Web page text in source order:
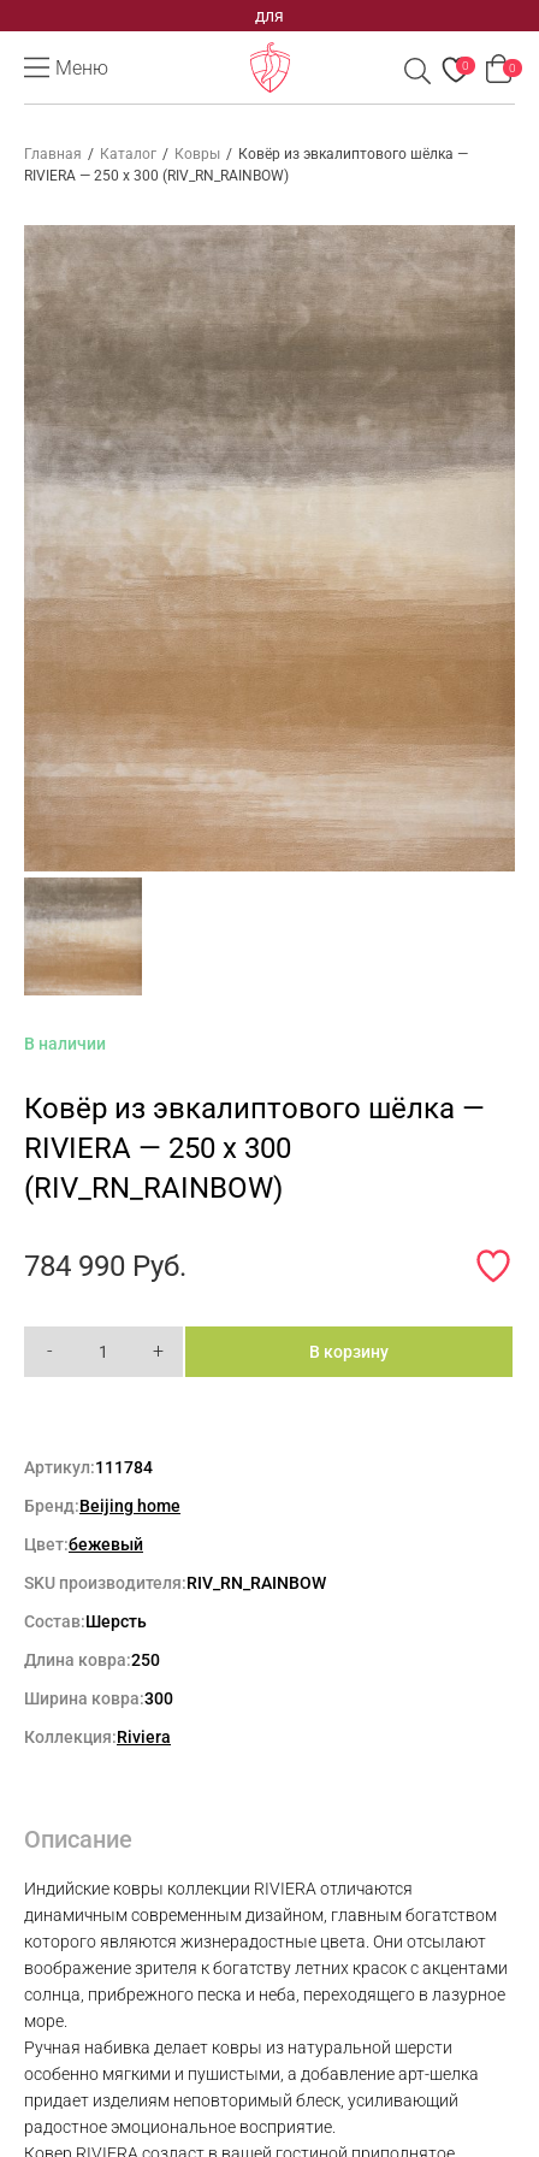
для
Меню 0 0
Главная / Каталог / Ковры / Ковёр из эвкалиптового шёлка —
RIVIERA — 250 x 300 (RIV_RN_RAINBOW)
В наличии
Ковёр из эвкалиптового шёлка —
RIVIERA — 250 x 300
(RIV_RN_RAINBOW)
784 990 Руб.
- + В корзину
Артикул:111784
Бренд:Beijing home
Цвет:бежевый
SKU производителя:RIV_RN_RAINBOW
Состав:Шерсть
Длина ковра:250
Ширина ковра:300
Коллекция:Riviera
Описание
Индийские ковры коллекции RIVIERA отличаются
динамичным современным дизайном, главным богатством
которого являются жизнерадостные цвета. Они отсылают
воображение зрителя к богатству летних красок с акцентами
солнца, прибрежного песка и неба, переходящего в лазурное
море.
Ручная набивка делает ковры из натуральной шерсти
особенно мягкими и пушистыми, а добавление арт-шелка
придает изделиям неповторимый блеск, усиливающий
радостное эмоциональное восприятие.